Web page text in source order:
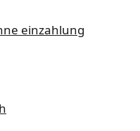
einzahlung